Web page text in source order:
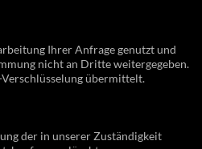
Ihrer Anfrage genutzt und
nicht an Dritte weitergegeben.
übermittelt.
der in unserer Zuständigkeit